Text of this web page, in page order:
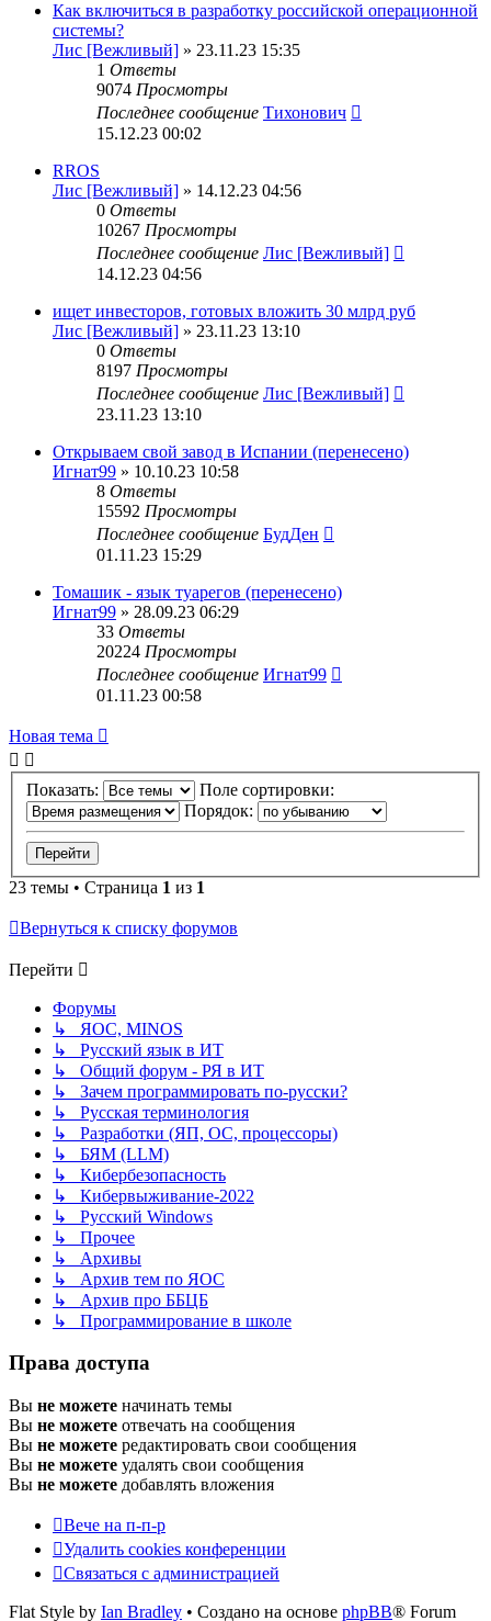
Как включиться в разработку российской операционной
системы?
Лис [Вежливый] » 23.11.23 15:35
1 Ответы
9074 Просмотры
Последнее сообщение Тихонович
15.12.23 00:02
RROS
Лис [Вежливый] » 14.12.23 04:56
0 Ответы
10267 Просмотры
Последнее сообщение Лис [Вежливый]
14.12.23 04:56
ищет инвесторов, готовых вложить 30 млрд руб
Лис [Вежливый] » 23.11.23 13:10
0 Ответы
8197 Просмотры
Последнее сообщение Лис [Вежливый]
23.11.23 13:10
Открываем свой завод в Испании (перенесено)
Игнат99 » 10.10.23 10:58
8 Ответы
15592 Просмотры
Последнее сообщение БудДен
01.11.23 15:29
Томашик - язык туарегов (перенесено)
Игнат99 » 28.09.23 06:29
33 Ответы
20224 Просмотры
Последнее сообщение Игнат99
01.11.23 00:58
Новая тема
Показать:
Поле сортировки:
Порядок:
23 темы • Страница 1 из 1
Вернуться к списку форумов
Перейти
Форумы
↳ ЯОС, MINOS
↳ Русский язык в ИТ
↳ Общий форум - РЯ в ИТ
↳ Зачем программировать по-русски?
↳ Русская терминология
↳ Разработки (ЯП, ОС, процессоры)
↳ БЯМ (LLM)
↳ Кибербезопасность
↳ Кибервыживание-2022
↳ Русский Windows
↳ Прочее
↳ Архивы
↳ Архив тем по ЯОС
↳ Архив про ББЦБ
↳ Программирование в школе
Права доступа
Вы не можете начинать темы
Вы не можете отвечать на сообщения
Вы не можете редактировать свои сообщения
Вы не можете удалять свои сообщения
Вы не можете добавлять вложения
Вече на п-п-р
Удалить cookies конференции
Связаться с администрацией
Flat Style by Ian Bradley • Создано на основе phpBB® Forum